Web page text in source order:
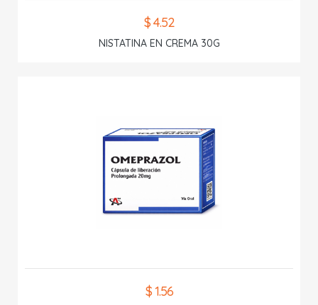
$ 4.52
NISTATINA EN CREMA 30G
$ 1.56